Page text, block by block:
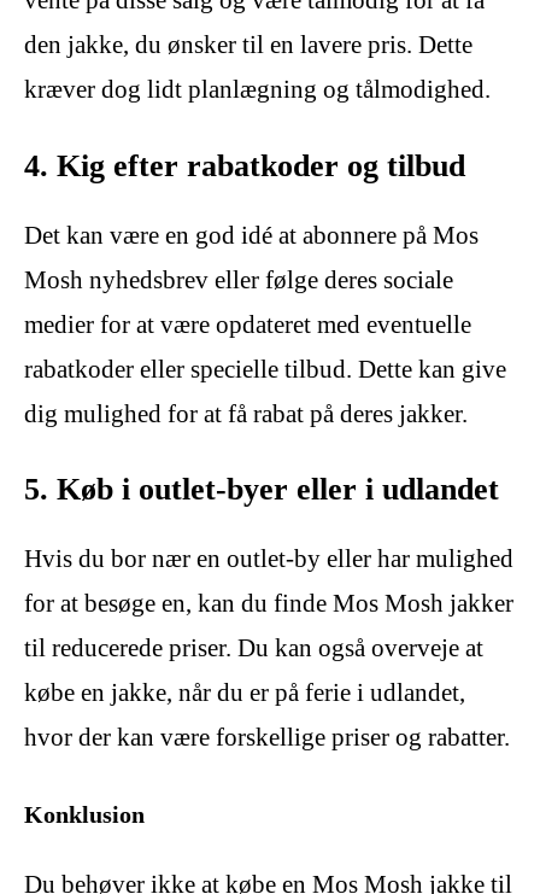
den jakke, du ønsker til en lavere pris. Dette
kræver dog lidt planlægning og tålmodighed.
4. Kig efter rabatkoder og tilbud
Det kan være en god idé at abonnere på Mos
Mosh nyhedsbrev eller følge deres sociale
medier for at være opdateret med eventuelle
rabatkoder eller specielle tilbud. Dette kan give
dig mulighed for at få rabat på deres jakker.
5. Køb i outlet-byer eller i udlandet
Hvis du bor nær en outlet-by eller har mulighed
for at besøge en, kan du finde Mos Mosh jakker
til reducerede priser. Du kan også overveje at
købe en jakke, når du er på ferie i udlandet,
hvor der kan være forskellige priser og rabatter.
Konklusion
Du behøver ikke at købe en Mos Mosh jakke til